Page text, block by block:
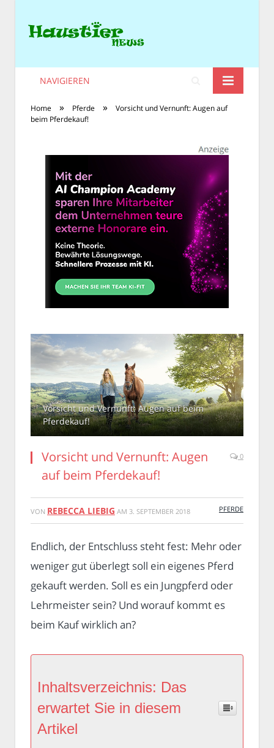
NAVIGIEREN
Home » Pferde »
Vorsicht und Vernunft: Augen auf
beim Pferdekauf!
Vorsicht und Vernunft: Augen auf beim
Pferdekauf!
Vorsicht und Vernunft: Augen
auf beim Pferdekauf!
0
VON REBECCA LIEBIG AM 3. SEPTEMBER 2018 PFERDE
Endlich, der Entschluss steht fest: Mehr oder
weniger gut überlegt soll ein eigenes Pferd
gekauft werden. Soll es ein Jungpferd oder
Lehrmeister sein? Und worauf kommt es
beim Kauf wirklich an?
Inhaltsverzeichnis: Das
erwartet Sie in diesem
Artikel